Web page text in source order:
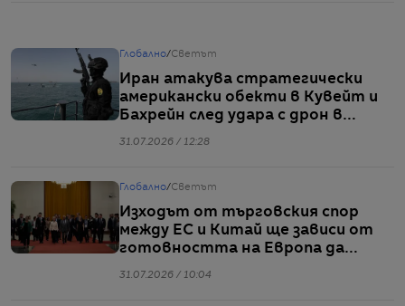
Глобално/Светът
Иран атакува стратегически
американски обекти в Кувейт и
Бахрейн след удара с дрон в
31.07.2026 / 12:28
Глобално/Светът
Изходът от търговския спор
между ЕС и Китай ще зависи от
готовността на Европа да
31.07.2026 / 10:04